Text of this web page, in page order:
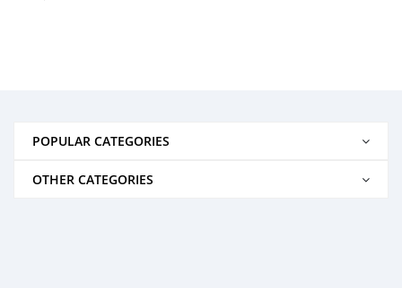
POPULAR CATEGORIES
OTHER CATEGORIES